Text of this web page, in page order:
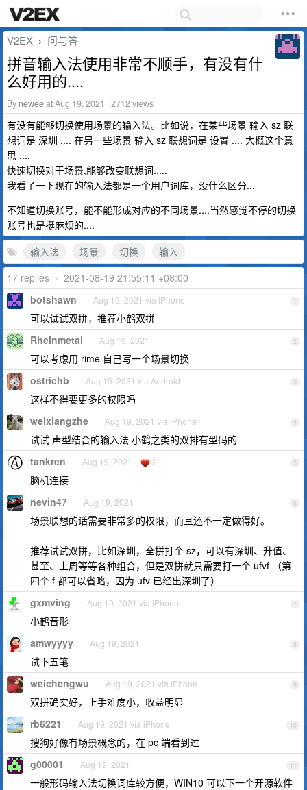
V2EX › 问与答
拼音输入法使用非常不顺手，有没有什
么好用的....
By neweeat Aug 19, 2021 · 2712 views
有没有能够切换使用场景的输入法。比如说，在某些场景 输入 sz 联
想词是 深圳 .... 在另一些场景 输入 sz 联想词是 设置 .... 大概这个意
思 ....
快速切换对于场景,能够改变联想词.....
我看了一下现在的输入法都是一个用户词库，没什么区分...
不知道切换账号，能不能形成对应的不同场景....当然感觉不停的切换
账号也是挺麻烦的....
输入法
场景 切换
输入
17 replies • 2021-08-19 21:55:11 +08:00
1
botshawn Aug 19, 2021 via iPhone
可以试试双拼，推荐小鹤双拼
2
Rheinmetal Aug 19, 2021
可以考虑用 rime 自己写一个场景切换
3
ostrichb Aug 19, 2021 via Android
这样不得要更多的权限吗
4
weixiangzhe Aug 19, 2021 via iPhone
试试 声型结合的输入法 小鹤之类的双排有型码的
5
tankren Aug 19, 2021 2
脑机连接
6
nevin47 Aug 19, 2021
场景联想的话需要非常多的权限，而且还不一定做得好。
推荐试试双拼，比如深圳，全拼打个 sz，可以有深圳、升值、
甚至、上周等等各种组合，但是双拼就只需要打一个 ufvf （第
四个 f 都可以省略，因为 ufv 已经出深圳了）
7
gxmving Aug 19, 2021 via iPhone
小鹤音形
8
amwyyyy Aug 19, 2021
试下五笔
9
weichengwu Aug 19, 2021 via iPhone
双拼确实好，上手难度小，收益明显
10
rb6221 Aug 19, 2021 via iPhone
搜狗好像有场景概念的，在 pc 端看到过
11
g00001 Aug 19, 2021
一般形码输入法切换词库较方便，WIN10 可以下一个开源软件